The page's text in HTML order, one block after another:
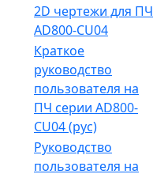
2D чертежи для ПЧ
AD800-CU04
Краткое
руководство
пользователя на
ПЧ серии AD800-
CU04 (рус)
Руководство
пользователя на